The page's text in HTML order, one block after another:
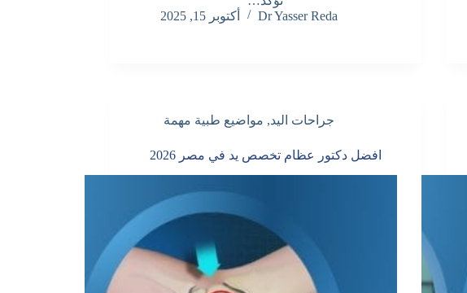
Dr Yasser Reda
أكتوبر 15, 2025
جراحات اليد, مواضيع طبية مهمة
افضل دكتور عظام تخصص يد في مصر 2026